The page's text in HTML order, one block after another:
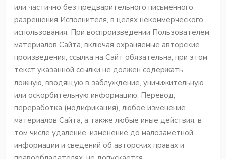
или частично без предварительного письменного
разрешения Исполнителя, в целях некоммерческого
использования. При воспроизведении Пользователем
материалов Сайта, включая охраняемые авторские
произведения, ссылка на Сайт обязательна, при этом
текст указанной ссылки не должен содержать
ложную, вводящую в заблуждение, уничижительную
или оскорбительную информацию. Перевод,
переработка (модификация), любое изменение
материалов Сайта, а также любые иные действия, в
том числе удаление, изменение до малозаметной
информации и сведений об авторских правах и